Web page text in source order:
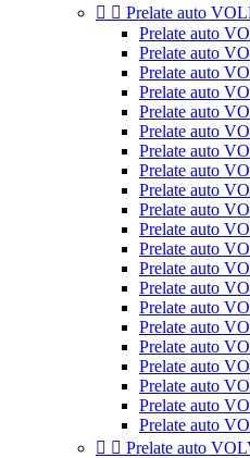
  Prelate auto
Prelate auto
Prelate auto
Prelate auto
Prelate auto
Prelate auto
Prelate auto
Prelate auto
Prelate auto
Prelate auto
Prelate auto
Prelate auto
Prelate auto
Prelate auto
Prelate auto
Prelate auto
Prelate auto
Prelate auto
Prelate auto
Prelate auto
Prelate auto
Prelate auto
  Prelate auto